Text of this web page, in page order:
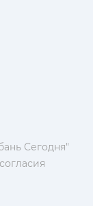
Сегодня"